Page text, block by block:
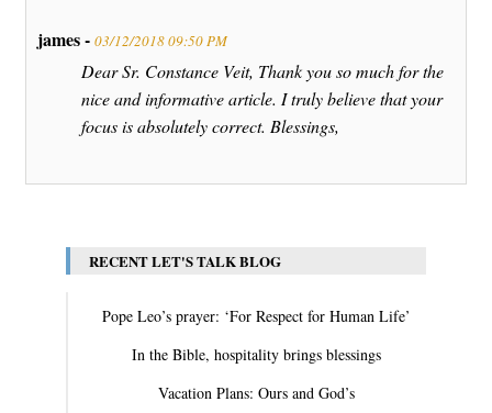
james - 03/12/2018 09:50 PM
Dear Sr. Constance Veit, Thank you so much for the
nice and informative article. I truly believe that your
focus is absolutely correct. Blessings,
RECENT LET'S TALK BLOG
Pope Leo’s prayer: ‘For Respect for Human Life’
In the Bible, hospitality brings blessings
Vacation Plans: Ours and God’s